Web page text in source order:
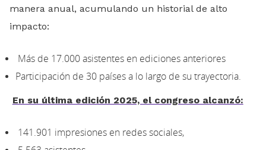
manera anual, acumulando un historial de alto
impacto:
Más de 17.000 asistentes en ediciones anteriores
Participación de 30 países a lo largo de su trayectoria.
En su última edición 2025, el congreso alcanzó:
141.901 impresiones en redes sociales,